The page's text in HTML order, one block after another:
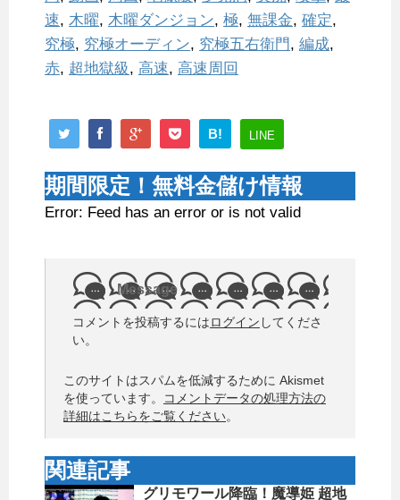
速, 木曜, 木曜ダンジョン, 極, 無課金, 確定,
究極, 究極オーディン, 究極五右衛門, 編成,
赤, 超地獄級, 高速, 高速周回
B! LINE
期間限定！無料金儲け情報
Error: Feed has an error or is not valid
Message
コメントを投稿するにはログイン してくださ
い。
このサイトはスパムを低減するために Akismet
を使っています。
コメントデータの処理方法の
詳細はこちらをご覧ください。
関連記事
グリモワール降臨！魔導姫 超地